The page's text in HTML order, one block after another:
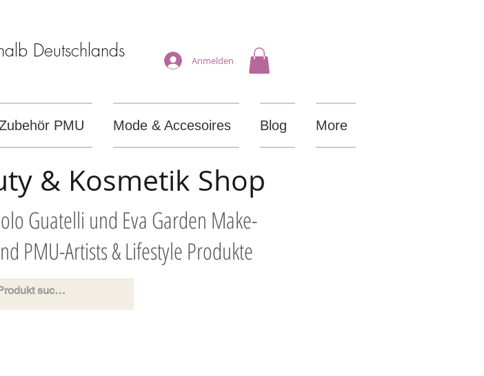
Anmelden
Deutschlands
PMU Mode & Accesoires Blog More
& Kosmetik Shop
Guatelli und Eva Garden Make-
PMU-Artists & Lifestyle Produkte